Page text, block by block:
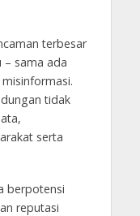
terbesar
– sama ada
tidak
serta
berpotensi
reputasi